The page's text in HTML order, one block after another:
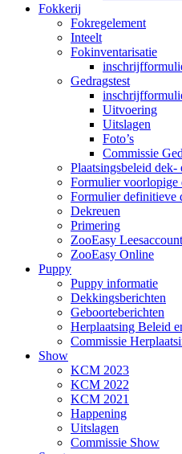
Fokkerij
Fokregelement
Inteelt
Fokinventarisatie
Gedragstest
Uitvoering
Uitslagen
Foto’s
Commissie
Plaatsingsbeleid dek-
Formulier voorlopige
Formulier definitieve
Dekreuen
Primering
ZooEasy Leesaccount
ZooEasy Online
Puppy
Puppy informatie
Dekkingsberichten
Geboorteberichten
Herplaatsing Beleid
Commissie
Show
KCM 2023
KCM 2022
KCM 2021
Happening
Uitslagen
Commissie Show